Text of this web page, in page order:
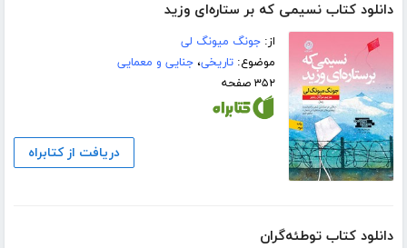
دانلود کتاب نسیمی که بر ستاره‌ای وزید
از:جونگ میونگ لی
موضوع:تاریخی،جنایی و معمایی
۳۵۲ صفحه
دریافت از کتابراه
دانلود کتاب توطئه‌گران